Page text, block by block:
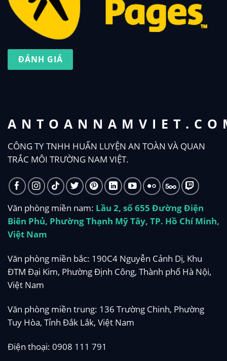
CÔNG TY TNHH HUẤN LUYỆN AN TOÀN VÀ QUAN
TRẮC MÔI TRƯỜNG NAM VIỆT.
Văn phòng miền nam: Lầu 2, số 655 Đường Điện
Biên Phủ, Phường Thạnh Mỹ Tây, TP. Hồ Chí Minh,
Việt Nam
Văn phòng miền bắc: 190C4 Nguyễn Cảnh Dị, Khu
ĐTM Đại Kim, Phường Định Công, Thành phố Hà Nội,
Việt Nam
Văn phòng miền trung: 136 Trường Chinh, Phường
Tuy Hòa, Tỉnh Đắk Lắk, Việt Nam
Điện thoại: 0908 111 791
ĐÁNH GIÁ